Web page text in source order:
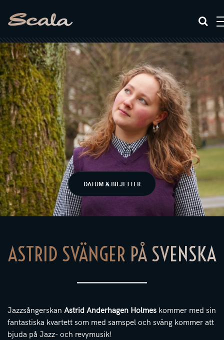
DATUM & BILJETTER
ASTRID SVÄNGER PÅ SVENSKA
Jazzsångerskan Astrid Anderhagen Holmes kommer med sin
fantastiska kvartett som med samspel och sväng kommer att
bjuda på Jazz- och revymusik!